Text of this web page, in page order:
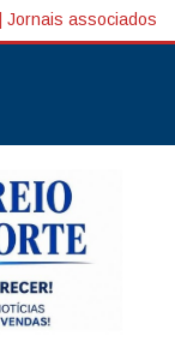
Jornais associados